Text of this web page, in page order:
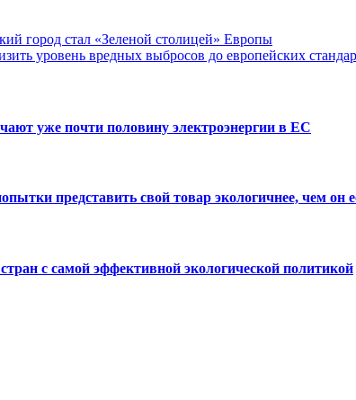
город стал «Зеленой столицей» Европы
уровень вредных выбросов до европейских
уже почти половину электроэнергии в ЕС
представить свой товар экологичнее, чем он
с самой эффективной экологической политикой